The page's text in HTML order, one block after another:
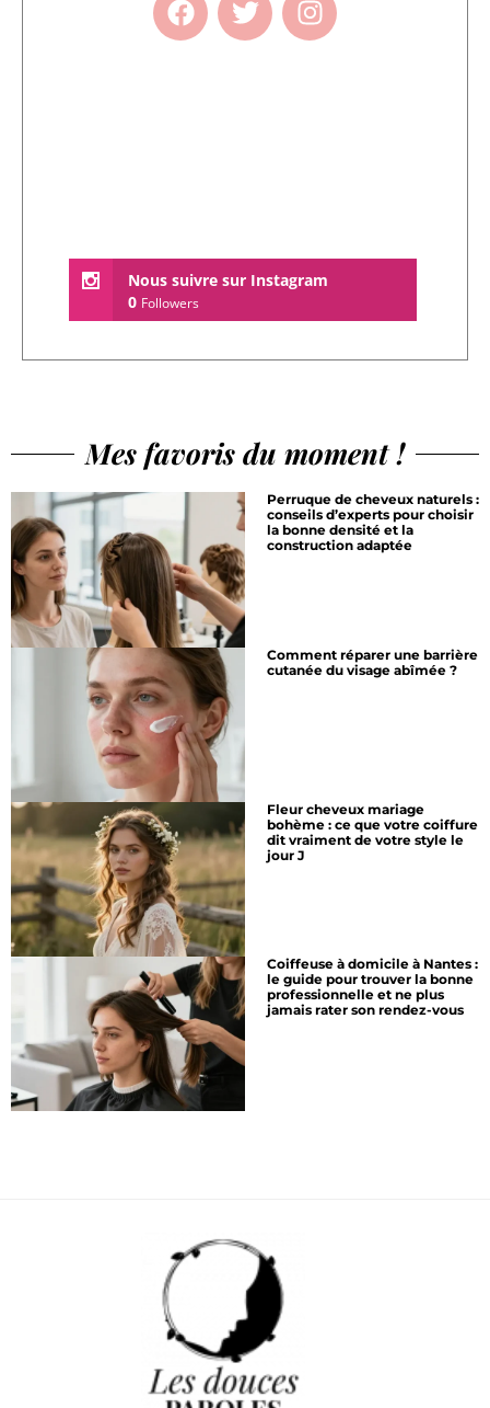
Nous suivre sur Instagram
0 Followers
Mes favoris du moment !
Perruque de cheveux naturels :
conseils d’experts pour choisir
la bonne densité et la
construction adaptée
Comment réparer une barrière
cutanée du visage abîmée ?
Fleur cheveux mariage
bohème : ce que votre coiffure
dit vraiment de votre style le
jour J
Coiffeuse à domicile à Nantes :
le guide pour trouver la bonne
professionnelle et ne plus
jamais rater son rendez-vous